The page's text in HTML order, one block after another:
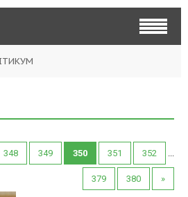
348 349 350 351 352
379 380 »